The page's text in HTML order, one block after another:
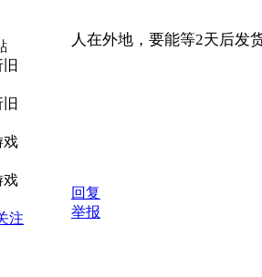
旧
旧
戏
戏
注
人在外地，要能等2天后发
回复
举报